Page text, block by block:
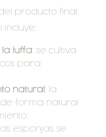
producto final.
incluye:
la luffa: se cultiva
para
natural : la
forma natural
esponjas se